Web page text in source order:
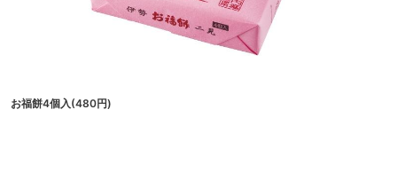
お福餅4個入(480円)